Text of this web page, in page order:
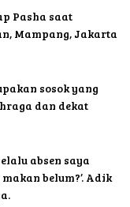
Pasha saat
Mampang, Jakarta
sosok yang
dan dekat
absen saya
belum?’. Adik